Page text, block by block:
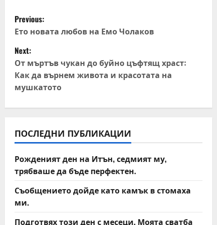
P
o
s
t
n
v
i
g
a
t
Previous:
Ето новата любов на Емо Чолаков
Next:
От мъртъв чукан до буйно цъфтящ храст:
Как да върнем живота и красотата на
мушкатото
ПОСЛЕДНИ ПУБЛИКАЦИИ
Рожденият ден на Итън, седмият му,
трябваше да бъде перфектен.
Съобщението дойде като камък в стомаха
ми.
Подготвях този ден с месеци. Моята сватба